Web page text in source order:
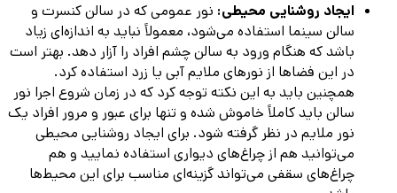
ایجاد روشنایی محیطی: نور عمومی که در سالن کنسرت و
سالن سینما استفاده می‌شود، معمولاً نباید به اندازه‌ای زیاد
باشد که هنگام ورود به سالن چشم افراد را آزار دهد. بهتر است
در این فضاها از نورهای ملایم آبی یا زرد استفاده کرد.
همچنین باید به این نکته توجه کرد که در زمان شروع اجرا نور
سالن باید کاملاً خاموش شده و تنها برای عبور و مرور افراد یک
نور ملایم در نظر گرفته شود. برای ایجاد روشنایی محیطی
می‌توانید هم از چراغ‌های دیواری استفاده نمایید و هم
چراغ‌های سقفی می‌تواند گزینه‌ای مناسب برای این محیط‌ها